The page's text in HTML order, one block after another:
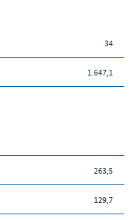
34
1.647,1
263,5
129,7